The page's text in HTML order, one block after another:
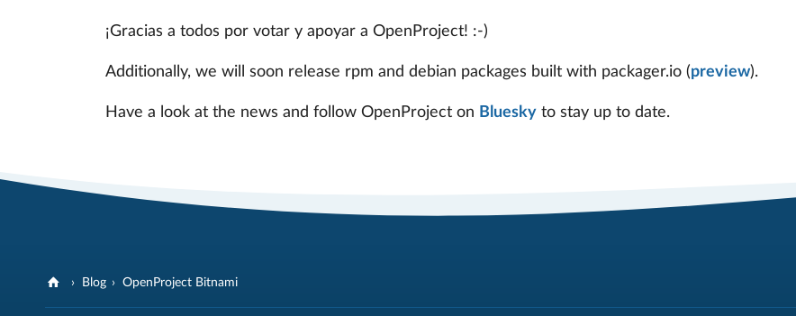
¡Gracias a todos por votar y apoyar a OpenProject! :-)
Additionally, we will soon release rpm and debian packages built with packager.io (preview).
Have a look at the news and follow OpenProject on Bluesky to stay up to date.
Blog OpenProject Bitnami